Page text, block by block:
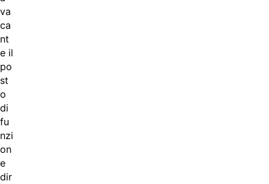
va
ca
nt
e il
po
st
o
di
fu
nzi
on
e
dir